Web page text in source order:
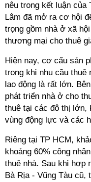
nêu trong kết luận
Lâm đã mở ra cơ hội
trọng gồm nhà ở xã
thương mại cho thuê
Hiện nay, cơ cấu sản
trong khi nhu cầu
lao động là rất lớn.
phát triển nhà ở cho
thuê tại các đô thị lớn,
vùng động lực và các
Riêng tại TP HCM,
khoảng 60% công
thuê nhà. Sau khi hợp
Bà Rịa - Vũng Tàu cũ,